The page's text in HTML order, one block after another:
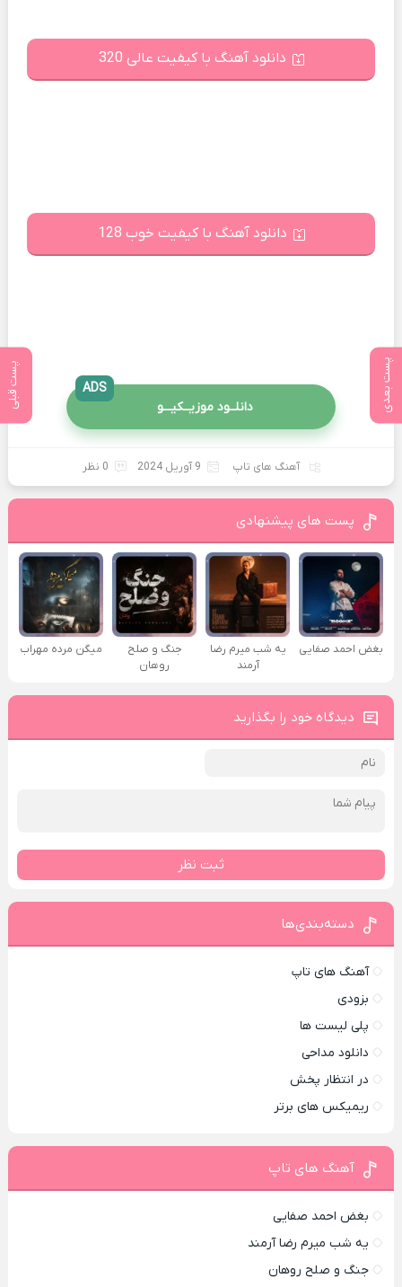
پست بعدی پست قبلی
دانلود آهنگ با کیفیت عالی 320
دانلود آهنگ با کیفیت خوب 128
دانلــود موزیــکیـــو
ADS
آهنگ های تاپ 9 آوریل 2024 0 نظر
پست های پیشنهادی
بغض احمد صفایی
یه شب میرم رضا
آرمند
جنگ و صلح
روهان
میگن مرده مهراب
دیدگاه خود را بگذارید
ثبت نظر
دسته‌بندی‌ها
آهنگ های تاپ
بزودی
پلی لیست ها
دانلود مداحی
در انتظار پخش
ریمیکس های برتر
آهنگ های تاپ
بغض احمد صفایی
یه شب میرم رضا آرمند
جنگ و صلح روهان